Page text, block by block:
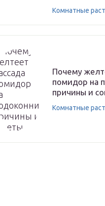
Комнатные
Почему
помидор на
причины и
Комнатные